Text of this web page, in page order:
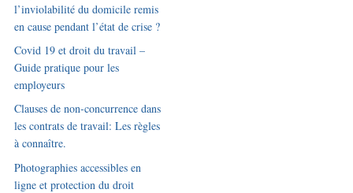
l’inviolabilité du domicile remis
en cause pendant l’état de crise ?
Covid 19 et droit du travail –
Guide pratique pour les
employeurs
Clauses de non-concurrence dans
les contrats de travail: Les règles
à connaître.
Photographies accessibles en
ligne et protection du droit